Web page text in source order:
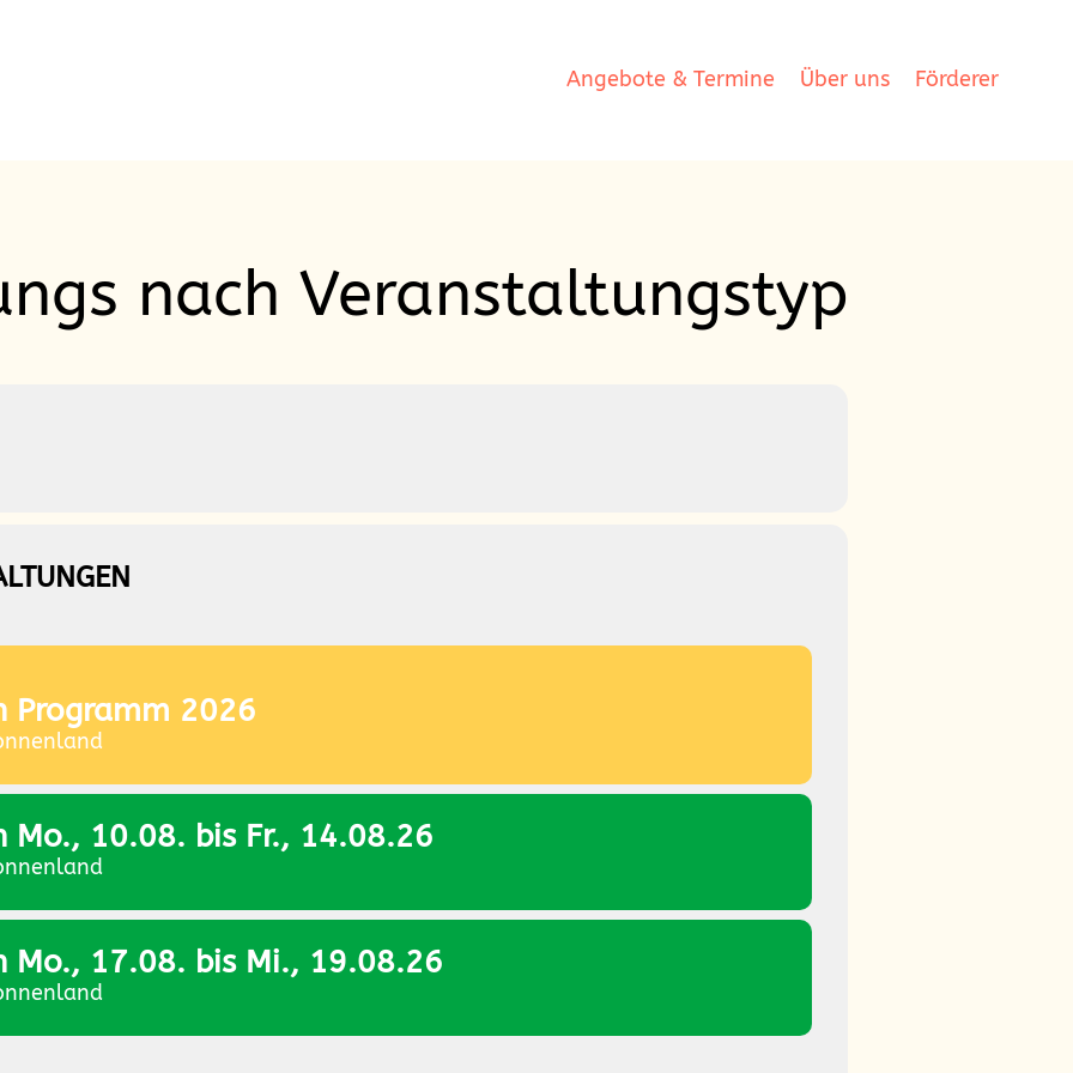
Angebote & Termine Über uns Förderer
nach Veranstaltungstyp
Programm 2026
Mo., 10.08. bis Fr., 14.08.26
Mo., 17.08. bis Mi., 19.08.26